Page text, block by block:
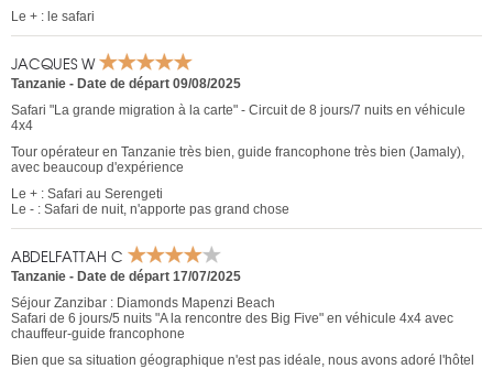
Le + : le safari
JACQUES W
Tanzanie - Date de départ 09/08/2025
Safari "La grande migration à la carte" - Circuit de 8 jours/7 nuits en véhicule
4x4
Tour opérateur en Tanzanie très bien, guide francophone très bien (Jamaly),
avec beaucoup d'expérience
Le + : Safari au Serengeti
Le - : Safari de nuit, n'apporte pas grand chose
ABDELFATTAH C
Tanzanie - Date de départ 17/07/2025
Séjour Zanzibar : Diamonds Mapenzi Beach
Safari de 6 jours/5 nuits "A la rencontre des Big Five" en véhicule 4x4 avec
chauffeur-guide francophone
Bien que sa situation géographique n'est pas idéale, nous avons adoré l'hôtel